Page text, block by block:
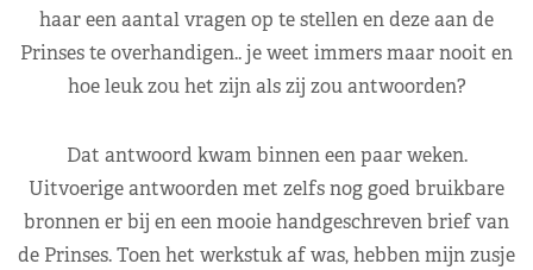
haar een aantal vragen op te stellen en deze aan de
Prinses te overhandigen.. je weet immers maar nooit en
hoe leuk zou het zijn als zij zou antwoorden?
Dat antwoord kwam binnen een paar weken.
Uitvoerige antwoorden met zelfs nog goed bruikbare
bronnen er bij en een mooie handgeschreven brief van
de Prinses. Toen het werkstuk af was, hebben mijn zusje